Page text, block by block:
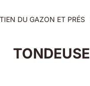
DU GAZON ET PRÉS
TONDEUSE